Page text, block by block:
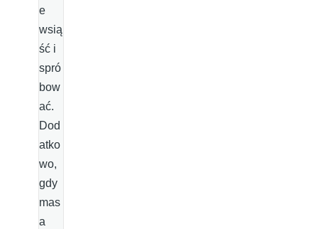
e
wsią
ść i
spró
bow
ać.
Dod
atko
wo,
gdy
mas
a